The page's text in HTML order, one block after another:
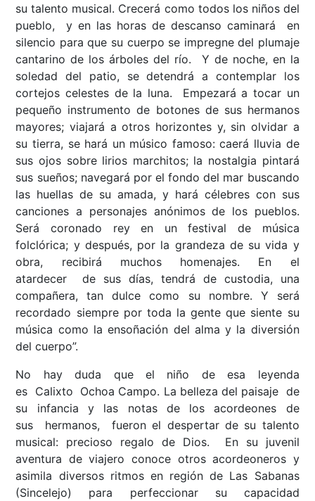
su talento musical. Crecerá como todos los niños del
pueblo, y en las horas de descanso caminará en
silencio para que su cuerpo se impregne del plumaje
cantarino de los árboles del río. Y de noche, en la
soledad del patio, se detendrá a contemplar los
cortejos celestes de la luna. Empezará a tocar un
pequeño instrumento de botones de sus hermanos
mayores; viajará a otros horizontes y, sin olvidar a
su tierra, se hará un músico famoso: caerá lluvia de
sus ojos sobre lirios marchitos; la nostalgia pintará
sus sueños; navegará por el fondo del mar buscando
las huellas de su amada, y hará célebres con sus
canciones a personajes anónimos de los pueblos.
Será coronado rey en un festival de música
folclórica; y después, por la grandeza de su vida y
obra, recibirá muchos homenajes. En el
atardecer de sus días, tendrá de custodia, una
compañera, tan dulce como su nombre. Y será
recordado siempre por toda la gente que siente su
música como la ensoñación del alma y la diversión
del cuerpo”.
No hay duda que el niño de esa leyenda
es Calixto Ochoa Campo. La belleza del paisaje de
su infancia y las notas de los acordeones de
sus hermanos, fueron el despertar de su talento
musical: precioso regalo de Dios. En su juvenil
aventura de viajero conoce otros acordeoneros y
asimila diversos ritmos en región de Las Sabanas
(Sincelejo) para perfeccionar su capacidad